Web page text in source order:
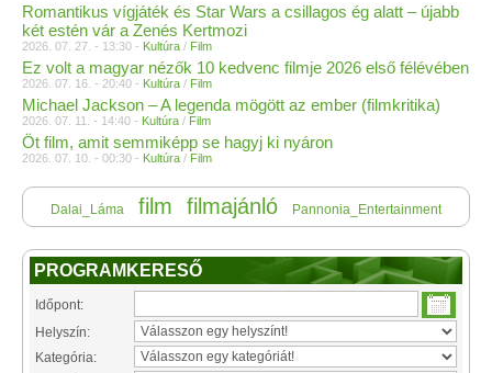
Romantikus vígjáték és Star Wars a csillagos ég alatt – újabb
két estén vár a Zenés Kertmozi
2026. 07. 27. - 13:30 - Kultúra / Film
Ez volt a magyar nézők 10 kedvenc filmje 2026 első félévében
2026. 07. 16. - 20:40 - Kultúra / Film
Michael Jackson – A legenda mögött az ember (filmkritika)
2026. 07. 11. - 14:40 - Kultúra / Film
Öt film, amit semmiképp se hagyj ki nyáron
2026. 07. 10. - 00:30 - Kultúra / Film
Dalai_Láma film filmajánló Pannonia_Entertainment
PROGRAMKERESŐ
Időpont:
Helyszín:
Kategória: